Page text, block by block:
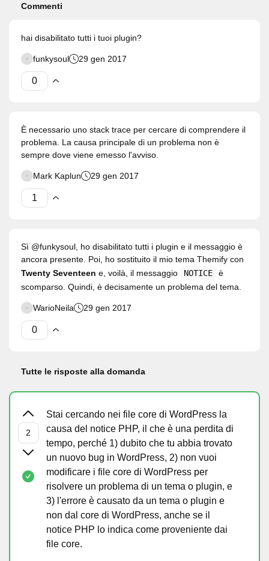
Commenti
hai disabilitato tutti i tuoi plugin?
funkysoul 29 gen 2017
È necessario uno stack trace per cercare di comprendere il
problema. La causa principale di un problema non è
sempre dove viene emesso l'avviso.
Mark Kaplun 29 gen 2017
Sì @funkysoul, ho disabilitato tutti i plugin e il messaggio è
ancora presente. Poi, ho sostituito il mio tema Themify con
Twenty Seventeen e, voilà, il messaggio NOTICE
è
scomparso. Quindi, è decisamente un problema del tema.
WarioNeila 29 gen 2017
Tutte le risposte alla domanda
Stai cercando nei file core di WordPress la
causa del notice PHP, il che è una perdita di
tempo, perché 1) dubito che tu abbia trovato
un nuovo bug in WordPress, 2) non vuoi
modificare i file core di WordPress per
risolvere un problema di un tema o plugin, e
3) l'errore è causato da un tema o plugin e
non dal core di WordPress, anche se il
notice PHP lo indica come proveniente dai
file core.